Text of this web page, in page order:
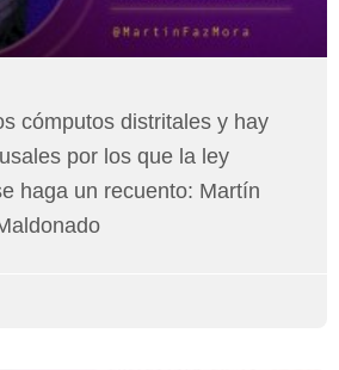
cómputos distritales y hay
por los que la ley
haga un recuento: Martín